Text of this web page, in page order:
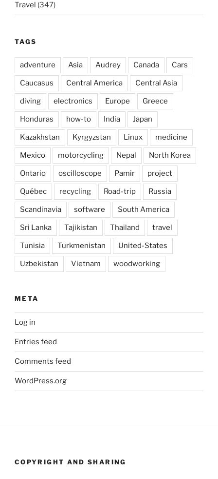
Travel (347)
TAGS
adventure Asia Audrey Canada Cars
Caucasus Central America Central Asia
diving electronics Europe Greece
Honduras how-to India Japan
Kazakhstan Kyrgyzstan Linux medicine
Mexico motorcycling Nepal North Korea
Ontario oscilloscope Pamir project
Québec recycling Road-trip Russia
Scandinavia software South America
Sri Lanka Tajikistan Thailand travel
Tunisia Turkmenistan United-States
Uzbekistan Vietnam woodworking
META
Log in
Entries feed
Comments feed
WordPress.org
COPYRIGHT AND SHARING